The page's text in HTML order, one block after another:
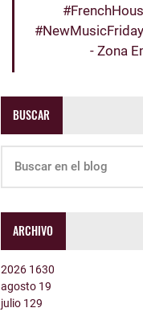
#NewMusicFriday
- Zona
BUSCAR
ARCHIVO
2026 1630
agosto 19
julio 129